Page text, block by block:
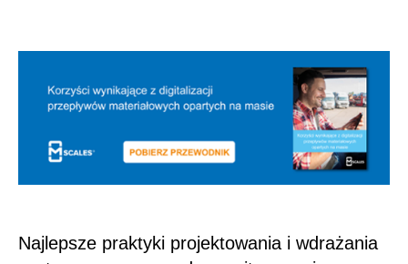
Najlepsze praktyki projektowania i wdrażania